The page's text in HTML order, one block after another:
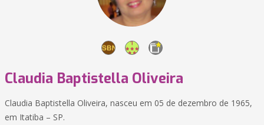
Claudia Baptistella Oliveira
Claudia Baptistella Oliveira, nasceu em 05 de dezembro de 1965,
em Itatiba – SP.